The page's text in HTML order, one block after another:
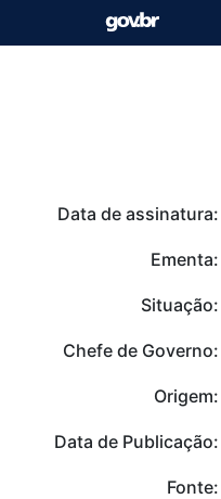
Data de assinatura:
Ementa:
Situação:
Chefe de Governo:
Origem:
Data de Publicação:
Fonte: